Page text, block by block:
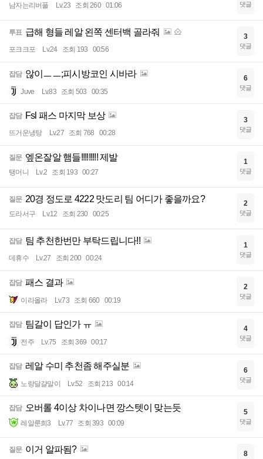
남자는리버풀 Lv.23 조회 260 01:06 댓글
투표 급해 형들 레알 왼쪽 센터백 골라줘
포크크포 Lv.24 조회 193 00:56
3
댓글
잡담 않이ㅡㅡ;피시방코인 시바라
Juve Lv.83 조회 503 00:35
6
댓글
잡담 Fsl 패스 마지막 보상
뜨거운냉탕 Lv.27 조회 768 00:28
3
댓글
질문 엪온잘알 햄들!!!!!!!!! 제발
탱머니 Lv.2 조회 193 00:27
1
댓글
질문 20경 정도로 4222 맛도리 팀 어디가 좋을까요?
도라서구 Lv.12 조회 230 00:25
2
댓글
잡담 팀 추천한번만 부탁드립니다!!
데휴수 Lv.27 조회 200 00:24
1
댓글
잡담 패스 결과
이라올라 Lv.73 조회 660 00:19
2
댓글
잡담 팀갈이 답인가 ㅠ
전주 Lv.75 조회 369 00:17
4
댓글
잡담 레알 수미 추천좀 해주실분
노랑달걀말이 Lv.52 조회 213 00:14
6
댓글
잡담 오버롤 4이상 차이나면 깡스텟이 맞는듯
레알룬희3 Lv.77 조회 393 00:09
5
댓글
질문 이거 알파됨? 8